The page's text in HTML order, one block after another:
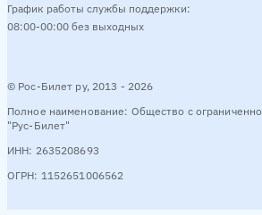
© Рос-Билет ру, 2013 - 2026
Полное наименование: Общество с
"Рус-Билет"
ИНН: 2635208693
ОГРН: 1152651006562
График работы службы поддержки:
08:00-00:00 без выходных